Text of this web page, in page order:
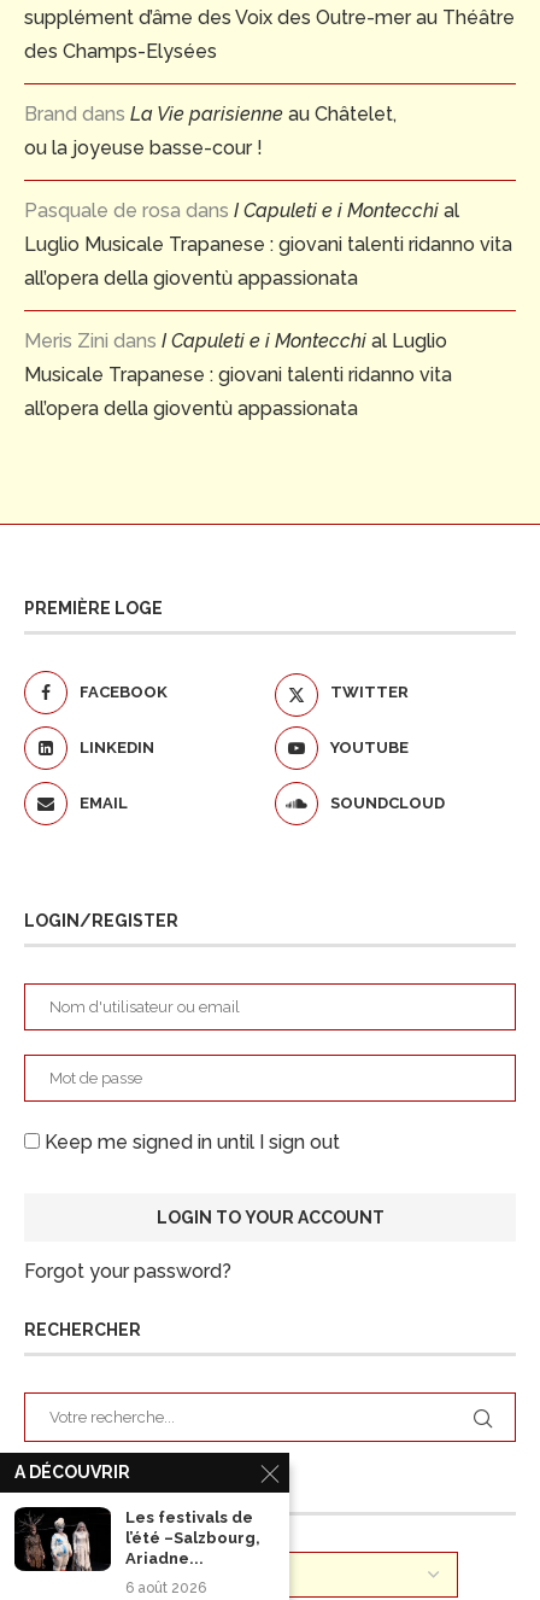
supplément d’âme des Voix des Outre-mer au Théâtre
des Champs-Elysées
Brand dans La Vie parisienne au Châtelet,
ou la joyeuse basse-cour !
Pasquale de rosa dans I Capuleti e i Montecchi al
Luglio Musicale Trapanese : giovani talenti ridanno vita
all’opera della gioventù appassionata
Meris Zini dans I Capuleti e i Montecchi al Luglio
Musicale Trapanese : giovani talenti ridanno vita
all’opera della gioventù appassionata
PREMIÈRE LOGE
FACEBOOK TWITTER
LINKEDIN YOUTUBE
EMAIL SOUNDCLOUD
LOGIN/REGISTER
Keep me signed in until I sign out
Forgot your password?
RECHERCHER
ARCHIVES
A DÉCOUVRIR
Les festivals de
l’été –Salzbourg,
Ariadne...
6 août 2026